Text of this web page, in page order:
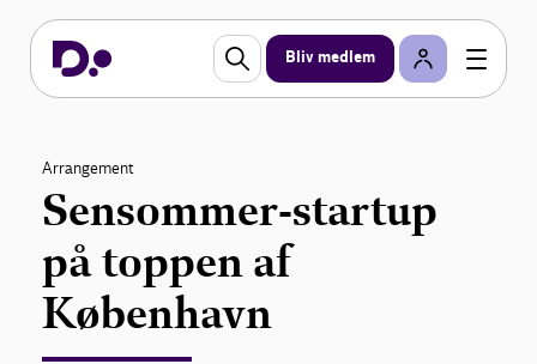
Bliv medlem
Arrangement
Sensommer-startup
på toppen af
København